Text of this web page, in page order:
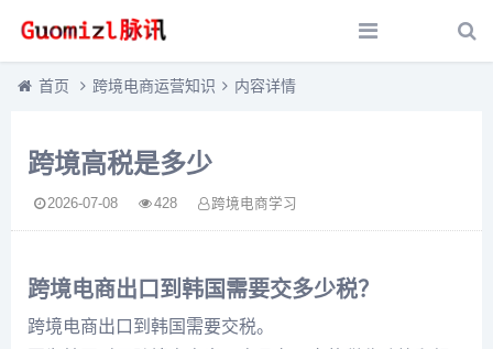
首页 跨境电商运营知识 内容详情
跨境高税是多少
2026-07-08 428 跨境电商学习
跨境电商出口到韩国需要交多少税？
跨境电商出口到韩国需要交税。